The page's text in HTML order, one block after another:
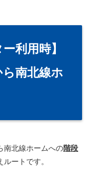
利用時】
南北線ホ
南北線ホームへの階段
ートです。